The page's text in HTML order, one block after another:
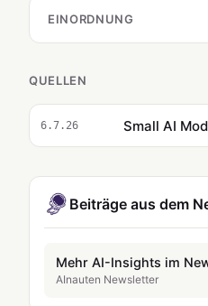
EINORDNUNG
QUELLEN
6.7.26
Beiträge aus dem
Mehr AI-Insights im
AInauten Newsletter